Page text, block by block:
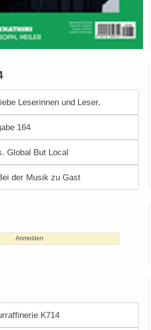
Leserinnen und Leser,
164
Global But Local
der Musik zu Gast
Anmelden
K714